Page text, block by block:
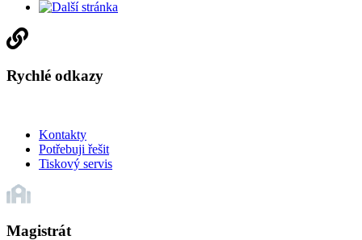
Rychlé odkazy
Kontakty
Potřebuji řešit
Tiskový servis
Magistrát